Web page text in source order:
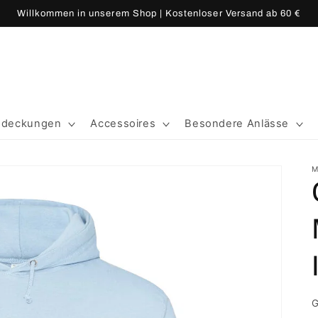
Willkommen in unserem Shop | Kostenloser Versand ab 60 €
Accessoires Besondere Anlässe